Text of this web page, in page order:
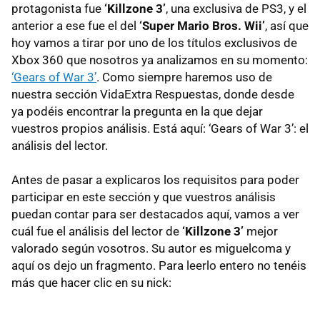
protagonista fue ‘Killzone 3’, una exclusiva de PS3, y el
anterior a ese fue el del ‘Super Mario Bros. Wii’, así que
hoy vamos a tirar por uno de los títulos exclusivos de
Xbox 360 que nosotros ya analizamos en su momento:
‘Gears of War 3’. Como siempre haremos uso de
nuestra sección VidaExtra Respuestas, donde desde
ya podéis encontrar la pregunta en la que dejar
vuestros propios análisis. Está aquí: ‘Gears of War 3’: el
análisis del lector.
Antes de pasar a explicaros los requisitos para poder
participar en este sección y que vuestros análisis
puedan contar para ser destacados aquí, vamos a ver
cuál fue el análisis del lector de ‘Killzone 3’ mejor
valorado según vosotros. Su autor es miguelcoma y
aquí os dejo un fragmento. Para leerlo entero no tenéis
más que hacer clic en su nick: